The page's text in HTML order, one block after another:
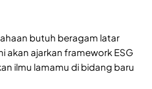
butuh beragam latar
akan ajarkan framework ESG
ilmu lamamu di bidang baru